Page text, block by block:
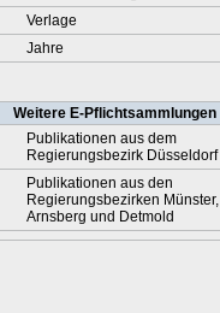
Verlage
Jahre
Weitere E-Pflichtsammlungen
Publikationen aus dem
Regierungsbezirk Düsseldorf
Publikationen aus den
Regierungsbezirken Münster,
Arnsberg und Detmold